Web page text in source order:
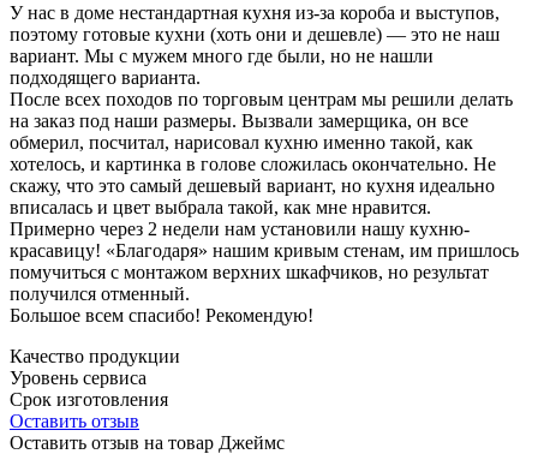
У нас в доме нестандартная кухня из-за короба и выступов,
поэтому готовые кухни (хоть они и дешевле) — это не наш
вариант. Мы с мужем много где были, но не нашли
подходящего варианта.
После всех походов по торговым центрам мы решили делать
на заказ под наши размеры. Вызвали замерщика, он все
обмерил, посчитал, нарисовал кухню именно такой, как
хотелось, и картинка в голове сложилась окончательно. Не
скажу, что это самый дешевый вариант, но кухня идеально
вписалась и цвет выбрала такой, как мне нравится.
Примерно через 2 недели нам установили нашу кухню-
красавицу! «Благодаря» нашим кривым стенам, им пришлось
помучиться с монтажом верхних шкафчиков, но результат
получился отменный.
Большое всем спасибо! Рекомендую!
Качество продукции
Уровень сервиса
Срок изготовления
Оставить отзыв
Оставить отзыв на товар Джеймс